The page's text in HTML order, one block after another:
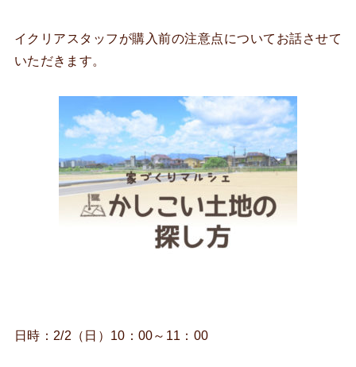
イクリアスタッフが購入前の注意点についてお話させて
いただきます。
日時：2/2（日）10：00～11：00